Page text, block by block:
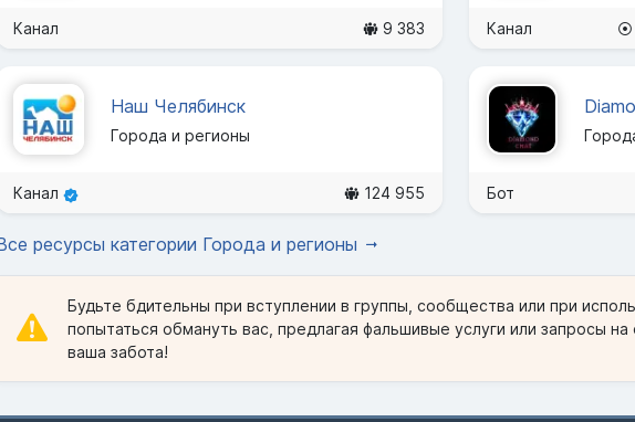
Канал 9 383 Канал ⦿
Наш Челябинск
Города и регионы
Канал 124 955 Бот
ресурсы категории Города и регионы
Будьте бдительны при вступлении в группы, сообщества или при
попытаться обмануть вас, предлагая фальшивые услуги или запросы
ваша забота!